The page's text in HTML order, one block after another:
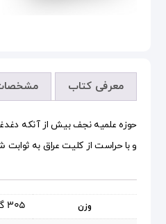
معرفی کتاب
حوزه علمیه نجف بیش از آنکه
و با حراست از کلیت عراق به
وزن 305 گرم